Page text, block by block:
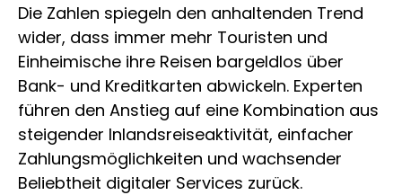
Die Zahlen spiegeln den anhaltenden Trend
wider, dass immer mehr Touristen und
Einheimische ihre Reisen bargeldlos über
Bank- und Kreditkarten abwickeln. Experten
führen den Anstieg auf eine Kombination aus
steigender Inlandsreiseaktivität, einfacher
Zahlungsmöglichkeiten und wachsender
Beliebtheit digitaler Services zurück.